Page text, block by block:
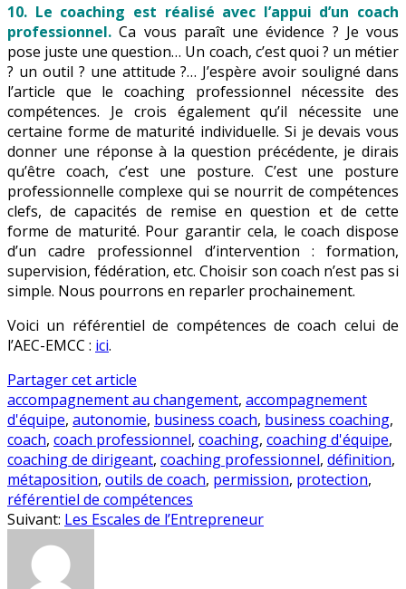
10. Le coaching est réalisé avec l’appui d’un coach
professionnel. Ca vous paraît une évidence ? Je vous
pose juste une question… Un coach, c’est quoi ? un métier
? un outil ? une attitude ?… J’espère avoir souligné dans
l’article que le coaching professionnel nécessite des
compétences. Je crois également qu’il nécessite une
certaine forme de maturité individuelle. Si je devais vous
donner une réponse à la question précédente, je dirais
qu’être coach, c’est une posture. C’est une posture
professionnelle complexe qui se nourrit de compétences
clefs, de capacités de remise en question et de cette
forme de maturité. Pour garantir cela, le coach dispose
d’un cadre professionnel d’intervention : formation,
supervision, fédération, etc. Choisir son coach n’est pas si
simple. Nous pourrons en reparler prochainement.
Voici un référentiel de compétences de coach celui de
l’AEC-EMCC : ici.
Partager cet article
accompagnement au changement, accompagnement
d'équipe, autonomie, business coach, business coaching,
coach, coach professionnel, coaching, coaching d'équipe,
coaching de dirigeant, coaching professionnel, définition,
métaposition, outils de coach, permission, protection,
référentiel de compétences
Suivant: Les Escales de l’Entrepreneur